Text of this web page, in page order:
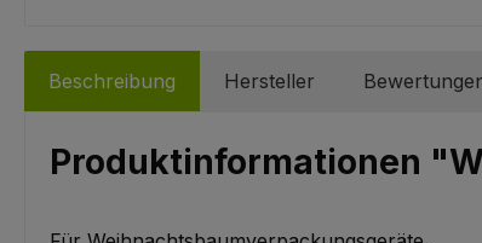
Beschreibung Hersteller
Produktinformationen